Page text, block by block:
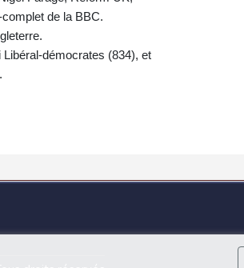
de la BBC.
démocrates (834), et